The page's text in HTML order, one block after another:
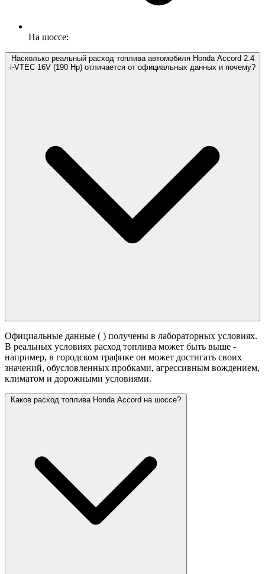
На шоссе:
Насколько реальный расход топлива автомобиля Honda Accord 2.4
i-VTEC 16V (190 Hp) отличается от официальных данных и почему?
Официальные данные ( ) получены в лабораторных условиях.
В реальных условиях расход топлива может быть выше -
например, в городском трафике он может достигать своих
значений, обусловленных пробками, агрессивным вождением,
климатом и дорожными условиями.
Каков расход топлива Honda Accord на шоссе?